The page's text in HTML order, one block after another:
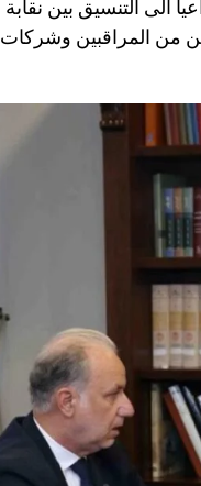
الى التنسيق بين نقابة
من المراقبين وشركات